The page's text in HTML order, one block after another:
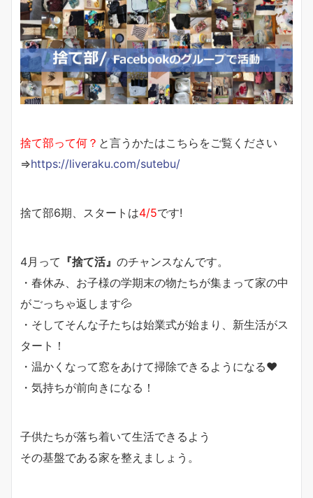
捨て部って何？ と言うかたはこちらをご覧ください
⇒https://liveraku.com/sutebu/
捨て部6期、スタートは4/5です!
4月って 『捨て活』 のチャンスなんです。
・春休み、お子様の学期末の物たちが集まって家の中
がごっちゃ返します💦
・そしてそんな子たちは始業式が始まり、新生活がス
タート！
・温かくなって窓をあけて掃除できるようになる♥
・気持ちが前向きになる！
子供たちが落ち着いて生活できるよう
その基盤である家を整えましょう。